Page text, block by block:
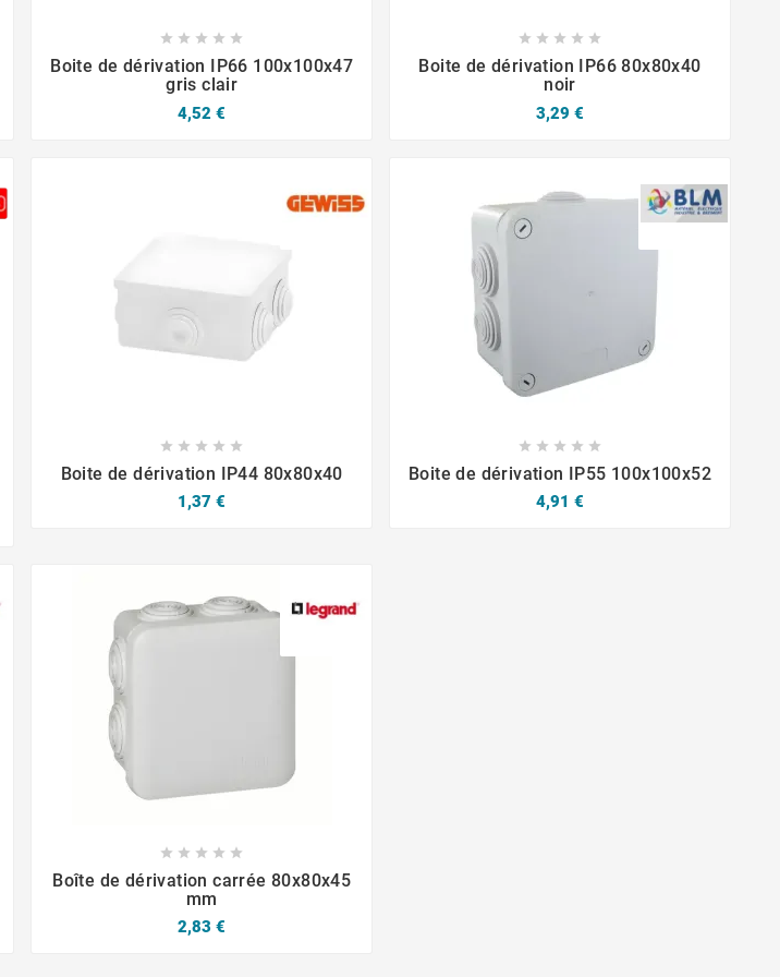
    
Boite de dérivation IP66 100x100x47
gris clair
4,52 €
    
Boite de dérivation IP66 80x80x40
noir
3,29 €
 
    
Boite de dérivation IP44 80x80x40
1,37 €
 
    
Boite de dérivation IP55 100x100x52
4,91 €
    
Boîte de dérivation carrée 80x80x45
mm
2,83 €